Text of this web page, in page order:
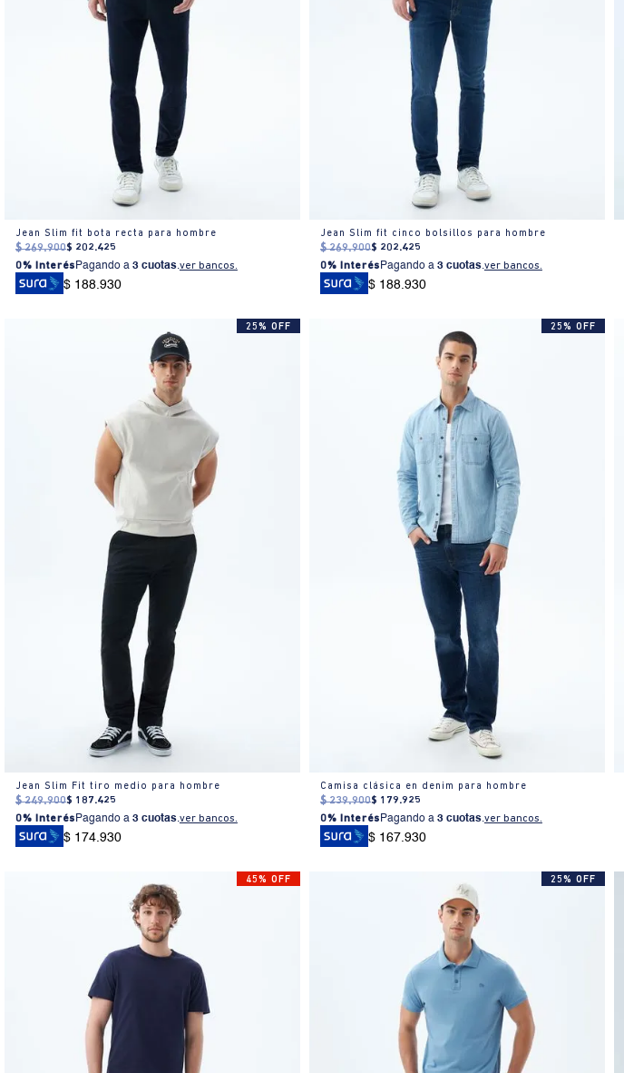
Jean Slim fit bota recta para hombre
$ 269.900$ 202.425
0% Interés Pagando a 3 cuotas.ver bancos.
$ 188.930
Jean Slim fit cinco bolsillos para hombre
$ 269.900$ 202.425
0% Interés Pagando a 3 cuotas.ver bancos.
$ 188.930
25% OFF
Jean Slim Fit tiro medio para hombre
$ 249.900$ 187.425
0% Interés Pagando a 3 cuotas.ver bancos.
$ 174.930
25% OFF
Camisa clásica en denim para hombre
$ 239.900$ 179.925
0% Interés Pagando a 3 cuotas.ver bancos.
$ 167.930
45% OFF 25% OFF